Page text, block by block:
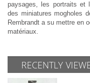
paysages, les portraits et
des miniatures mogholes
Rembrandt a su mettre en
matériaux.
RECENTLY